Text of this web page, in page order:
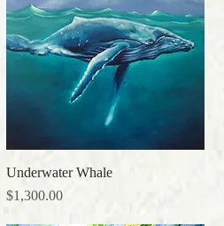
クイックビュー
Underwater Whale
価格
$1,300.00